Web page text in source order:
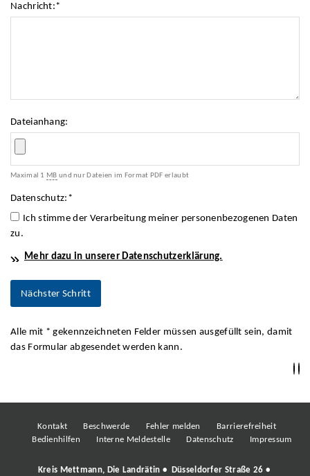
Nachricht:*
Dateianhang:
Maximal 1 MB und nur Dateien im Format PDF erlaubt
Datenschutz: *
Ich stimme der Verarbeitung meiner personenbezogenen Daten
zu.
Mehr dazu in unserer Datenschutzerklärung.
Alle mit * gekennzeichneten Felder müssen ausgefüllt sein, damit
das Formular abgesendet werden kann.
Kontakt Beschwerde Fehler melden
Barrierefreiheit
Bedienhilfen
Interne Meldestelle Datenschutz Impressum
Kreis Mettmann, Die Landrätin • Düsseldorfer Straße 26 •